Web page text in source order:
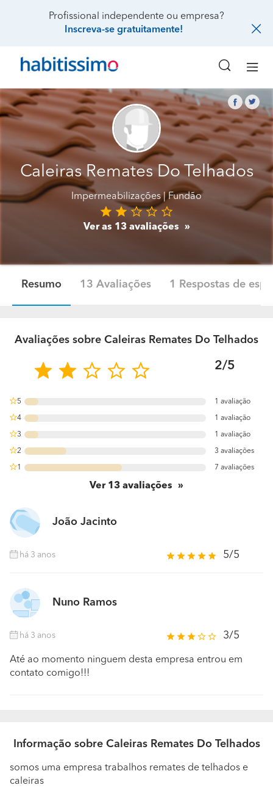
Profissional independente ou empresa?
Inscreva-se gratuitamente!
Caleiras Remates Do Telhados
Impermeabilizações Fundão
Ver as 13 avaliações
Resumo 13 Avaliações 1 Respostas de
Avaliações sobre Caleiras Remates Do Telhados
2/5
5 1 avaliação
7.6923076923077%
4 1 avaliação
7.6923076923077%
3 1 avaliação
7.6923076923077%
2 3 avaliações
23.076923076923%
1 7 avaliações
53.846153846154%
Ver 13 avaliações
João Jacinto
há 3 anos 5/5
Nuno Ramos
há 3 anos 3/5
Até ao momento ninguem desta empresa entrou em
contato comigo!!!
Informação sobre Caleiras Remates Do Telhados
somos uma empresa trabalhos remates de telhados e
caleiras